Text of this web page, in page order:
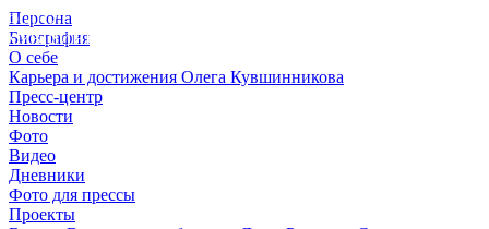
Персона
Биография
О себе
Карьера и достижения Олега Кувшинникова
Пресс-центр
Новости
Фото
Видео
Дневники
Фото для прессы
Проекты
© 2012 - 2023,
КУВШИННИКОВ О.А.